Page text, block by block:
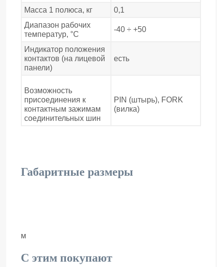
Масса 1 полюса, кг
0,1
Диапазон рабочих
температур, °С
-40 ÷ +50
Индикатор положения
контактов (на лицевой
панели)
есть
Возможность
присоединения к
контактным зажимам
соединительных шин
PIN (штырь), FORK
(вилка)
Габаритные размеры
м
С этим покупают